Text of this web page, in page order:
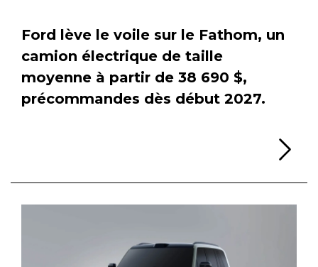
Ford lève le voile sur le Fathom, un
camion électrique de taille
moyenne à partir de 38 690 $,
précommandes dès début 2027.